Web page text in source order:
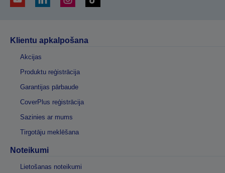
Klientu apkalpošana
Akcijas
Produktu reģistrācija
Garantijas pārbaude
CoverPlus reģistrācija
Sazinies ar mums
Tirgotāju meklēšana
Noteikumi
Lietošanas noteikumi